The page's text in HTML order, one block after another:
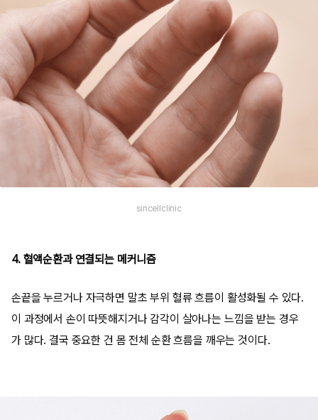
sincellclinic
4. 혈액순환과 연결되는 메커니즘
손끝을 누르거나 자극하면 말초 부위 혈류 흐름이 활성화될 수 있다.
이 과정에서 손이 따뜻해지거나 감각이 살아나는 느낌을 받는 경우
가 많다. 결국 중요한 건 몸 전체 순환 흐름을 깨우는 것이다.